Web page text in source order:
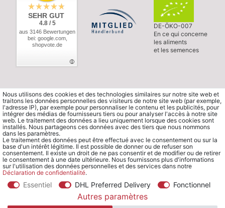
SEHR GUT
4.8 / 5
aus 3146 Bewertungen
bei: google.com,
shopvote.de
DE-ÖKO-007
En ce qui concerne
les aliments
et les semences
© Copyright 2026 Waldorfshop Tous droits réservés.
Nous utilisons des cookies et des technologies similaires sur notre site web et
traitons les données personnelles des visiteurs de notre site web (par exemple,
l'adresse IP), par exemple pour personnaliser le contenu et les publicités, pour
intégrer des médias de fournisseurs tiers ou pour analyser l'accès à notre site
web. Le traitement des données a lieu uniquement lorsque des cookies sont
installés. Nous partageons ces données avec des tiers que nous nommons
dans les paramètres.
Le traitement des données peut être effectué avec le consentement ou sur la
base d'un intérêt légitime. Il est possible de donner ou de refuser son
consentement. Il existe un droit de ne pas consentir et de modifier ou de retirer
le consentement à une date ultérieure. Nous fournissons plus d'informations
sur l'utilisation des données personnelles et des services dans notre
Déclaration de confidentialité.
Essentiel DHL Preferred Delivery Fonctionnel
Autres paramètres